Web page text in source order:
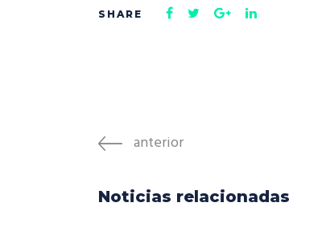
anterior
Noticias relacionadas